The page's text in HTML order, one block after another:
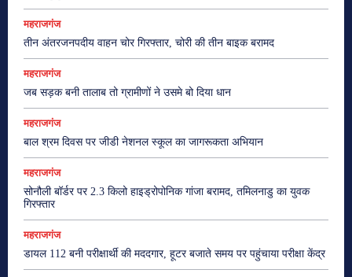
महराजगंज
तीन अंतरजनपदीय वाहन चोर गिरफ्तार, चोरी की तीन बाइक बरामद
महराजगंज
जब सड़क बनी तालाब तो ग्रामीणों ने उसमे बो दिया धान
महराजगंज
बाल श्रम दिवस पर जीडी नेशनल स्कूल का जागरूकता अभियान
महराजगंज
सोनौली बॉर्डर पर 2.3 किलो हाइड्रोपोनिक गांजा बरामद, तमिलनाडु का युवक
गिरफ्तार
महराजगंज
डायल 112 बनी परीक्षार्थी की मददगार, हूटर बजाते समय पर पहुंचाया परीक्षा केंद्र